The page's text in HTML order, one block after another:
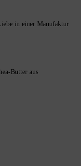
in einer Manufaktur
Butter aus